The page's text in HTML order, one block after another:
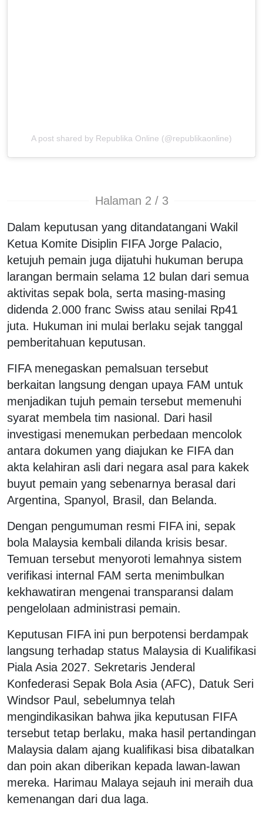
A post shared by Republika Online (@republikaonline)
Halaman 2 / 3
Dalam keputusan yang ditandatangani Wakil
Ketua Komite Disiplin FIFA Jorge Palacio,
ketujuh pemain juga dijatuhi hukuman berupa
larangan bermain selama 12 bulan dari semua
aktivitas sepak bola, serta masing-masing
didenda 2.000 franc Swiss atau senilai Rp41
juta. Hukuman ini mulai berlaku sejak tanggal
pemberitahuan keputusan.
FIFA menegaskan pemalsuan tersebut
berkaitan langsung dengan upaya FAM untuk
menjadikan tujuh pemain tersebut memenuhi
syarat membela tim nasional. Dari hasil
investigasi menemukan perbedaan mencolok
antara dokumen yang diajukan ke FIFA dan
akta kelahiran asli dari negara asal para kakek
buyut pemain yang sebenarnya berasal dari
Argentina, Spanyol, Brasil, dan Belanda.
Dengan pengumuman resmi FIFA ini, sepak
bola Malaysia kembali dilanda krisis besar.
Temuan tersebut menyoroti lemahnya sistem
verifikasi internal FAM serta menimbulkan
kekhawatiran mengenai transparansi dalam
pengelolaan administrasi pemain.
Keputusan FIFA ini pun berpotensi berdampak
langsung terhadap status Malaysia di Kualifikasi
Piala Asia 2027. Sekretaris Jenderal
Konfederasi Sepak Bola Asia (AFC), Datuk Seri
Windsor Paul, sebelumnya telah
mengindikasikan bahwa jika keputusan FIFA
tersebut tetap berlaku, maka hasil pertandingan
Malaysia dalam ajang kualifikasi bisa dibatalkan
dan poin akan diberikan kepada lawan-lawan
mereka. Harimau Malaya sejauh ini meraih dua
kemenangan dari dua laga.